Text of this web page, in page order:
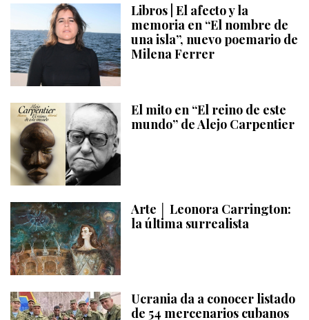
Libros | El afecto y la
memoria en “El nombre de
una isla”, nuevo poemario de
Milena Ferrer
El mito en “El reino de este
mundo” de Alejo Carpentier
Arte │ Leonora Carrington:
la última surrealista
Ucrania da a conocer listado
de 54 mercenarios cubanos